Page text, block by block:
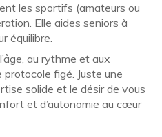
les sportifs (amateurs ou
Elle aides seniors à
équilibre.
au rythme et aux
figé. Juste une
solide et le désir de vous
et d’autonomie au cœur